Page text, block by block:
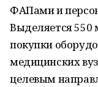
ФАПами и
Выделяется
покупки
медицинских
целевым